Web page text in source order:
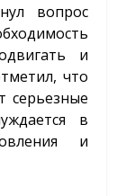
вопрос
и
что
серьезные
в
и